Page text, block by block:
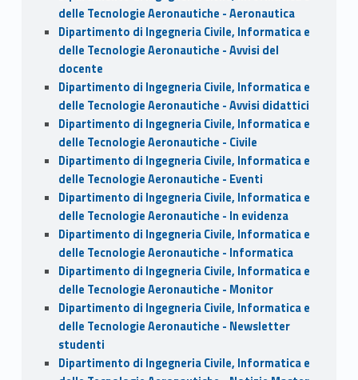
delle Tecnologie Aeronautiche - Aeronautica
Dipartimento di Ingegneria Civile, Informatica e
delle Tecnologie Aeronautiche - Avvisi del
docente
Dipartimento di Ingegneria Civile, Informatica e
delle Tecnologie Aeronautiche - Avvisi didattici
Dipartimento di Ingegneria Civile, Informatica e
delle Tecnologie Aeronautiche - Civile
Dipartimento di Ingegneria Civile, Informatica e
delle Tecnologie Aeronautiche - Eventi
Dipartimento di Ingegneria Civile, Informatica e
delle Tecnologie Aeronautiche - In evidenza
Dipartimento di Ingegneria Civile, Informatica e
delle Tecnologie Aeronautiche - Informatica
Dipartimento di Ingegneria Civile, Informatica e
delle Tecnologie Aeronautiche - Monitor
Dipartimento di Ingegneria Civile, Informatica e
delle Tecnologie Aeronautiche - Newsletter
studenti
Dipartimento di Ingegneria Civile, Informatica e